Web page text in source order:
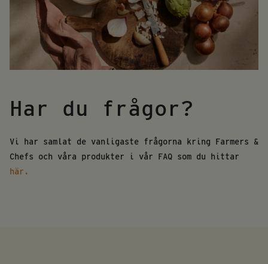
Har du frågor?
Vi har samlat de vanligaste frågorna kring Farmers &
Chefs och våra produkter i vår FAQ som du hittar
här.